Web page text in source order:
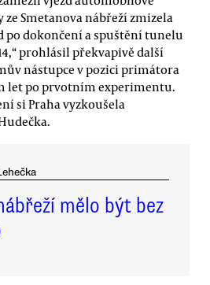
ze Smetanova nábřeží zmizela
po dokončení a spuštění tunelu
prohlásil překvapivě další
nástupce v pozici primátora
let po prvotním experimentu.
si Praha vyzkoušela
mělo být bez